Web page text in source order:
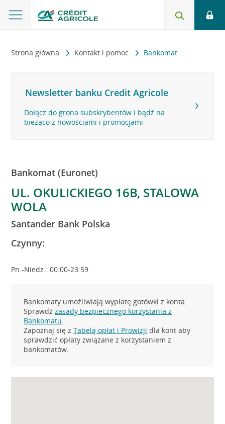
Strona główna Kontakt i pomoc Bankomat
Newsletter banku Credit Agricole
Dołącz do grona subskrybentów i bądź na
bieżąco z nowościami i promocjami
Bankomat (Euronet)
UL. OKULICKIEGO 16B, STALOWA
WOLA
Santander Bank Polska
Czynny:
Pn.-Niedz.: 00:00-23:59
Bankomaty umożliwiają wypłatę gotówki z konta.
Sprawdźzasady bezpiecznego korzystania z
Bankomatu.
Zapoznaj się zTabelą opłat i Prowizji dla kont aby
sprawdzić opłaty związane z korzystaniem z
bankomatów.